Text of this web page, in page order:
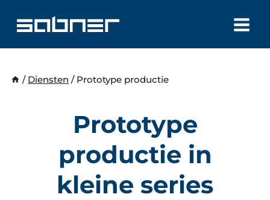
naar
inhoud
/ Diensten / Prototype productie
Prototype
productie in
kleine series